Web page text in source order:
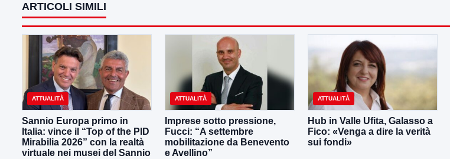
ARTICOLI SIMILI
ATTUALITÀ
Sannio Europa primo in
Italia: vince il “Top of the PID
Mirabilia 2026” con la realtà
virtuale nei musei del Sannio
ATTUALITÀ
Imprese sotto pressione,
Fucci: “A settembre
mobilitazione da Benevento
e Avellino”
ATTUALITÀ
Hub in Valle Ufita, Galasso a
Fico: «Venga a dire la verità
sui fondi»